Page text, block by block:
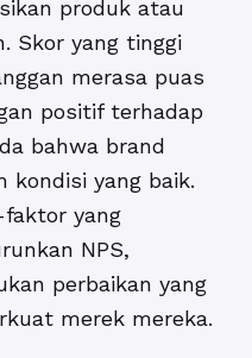
produk atau
Skor yang tinggi
merasa puas
positif terhadap
bahwa brand
kondisi yang baik.
yang
NPS,
perbaikan yang
merek mereka.